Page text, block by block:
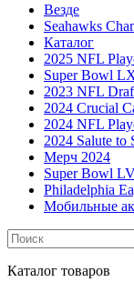
Везде
Seahawks
Каталог
2025 NFL
Super Bowl
2023 NFL
2024 Crucial
2024 NFL
2024 Salute to
Мерч 2024
Super Bowl
Philadelphia
Мобильные
Каталог товаров